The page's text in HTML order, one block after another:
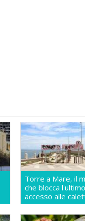
Torre a Mare, il
che blocca l'ultimo
accesso alle